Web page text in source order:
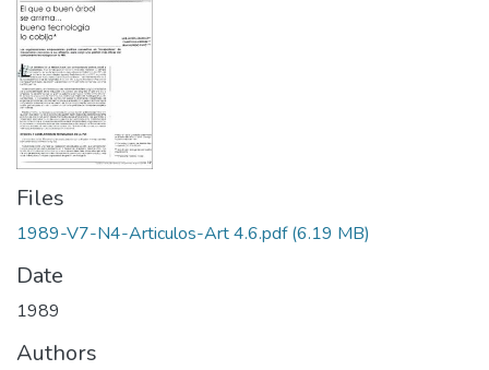
Files
1989-V7-N4-Articulos-Art 4.6.pdf(6.19 MB)
Date
1989
Authors